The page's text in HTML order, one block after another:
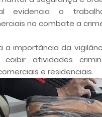
evidencia o
no combate a
a importância da
atividades
e residenciais.